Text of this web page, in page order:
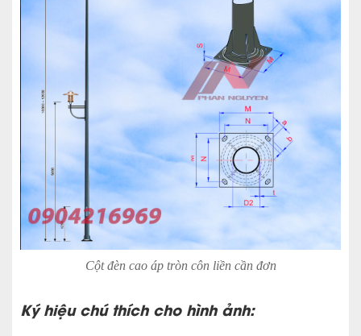
Cột đèn cao áp tròn côn liền cần đơn
Ký hiệu chú thích cho hình ảnh: